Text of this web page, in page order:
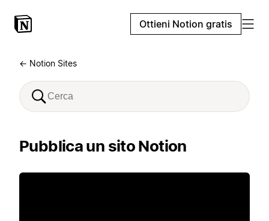
Ottieni Notion gratis
← Notion Sites
Pubblica un sito Notion